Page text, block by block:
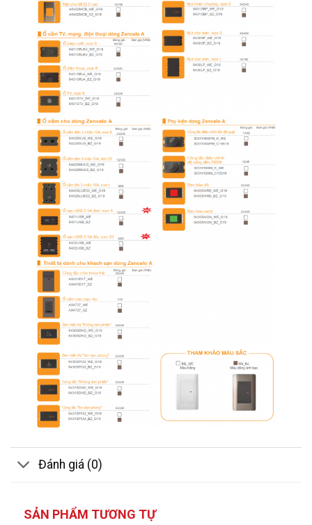
Đánh giá (0)
SẢN PHẨM TƯƠNG TỰ